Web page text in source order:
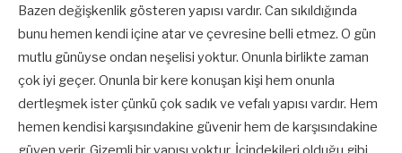
Bazen değişkenlik gösteren yapısı vardır. Can sıkıldığında
bunu hemen kendi içine atar ve çevresine belli etmez. O gün
mutlu günüyse ondan neşelisi yoktur. Onunla birlikte zaman
çok iyi geçer. Onunla bir kere konuşan kişi hem onunla
dertleşmek ister çünkü çok sadık ve vefalı yapısı vardır. Hem
hemen kendisi karşısındakine güvenir hem de karşısındakine